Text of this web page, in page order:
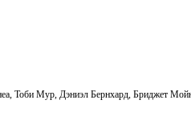
Тоби Мур, Дэниэл Бернхард, Бриджет